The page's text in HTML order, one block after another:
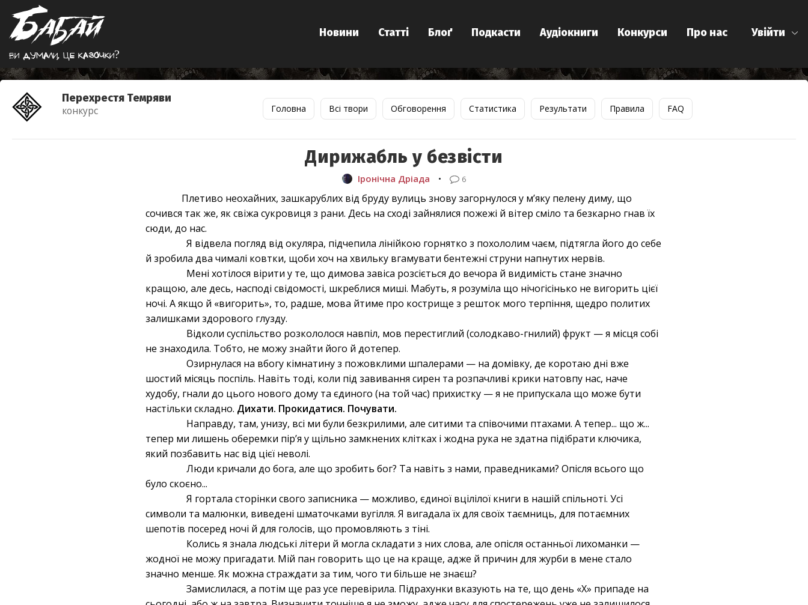
Ви думали, це казочки?
Увійти
Новини Статті Блоґ Подкасти Аудіокниги Конкурси Про нас
Перехрестя Темряви
конкурс Головна Всі твори Обговорення Статистика Результати Правила FAQ
Дирижабль у безвісти
Іронічна Дріада • 6
Плетиво неохайних, зашкарублих від бруду вулиць знову загорнулося у м’яку пелену диму, що
сочився так же, як свіжа сукровиця з рани. Десь на сході зайнялися пожежі й вітер сміло та безкарно гнав їх
сюди, до нас.
Я відвела погляд від окуляра, підчепила лінійкою горнятко з похололим чаєм, підтягла його до себе
й зробила два чималі ковтки, щоби хоч на хвильку вгамувати бентежні струни напнутих нервів.
Мені хотілося вірити у те, що димова завіса розсіється до вечора й видимість стане значно
кращою, але десь, насподі свідомості, шкреблися миші. Мабуть, я розуміла що нічогісінько не вигорить цієї
ночі. А якщо й «вигорить», то, радше, мова йтиме про кострище з решток мого терпіння, щедро политих
залишками здорового глузду.
Відколи суспільство розкололося навпіл, мов перестиглий (солодкаво-гнилий) фрукт — я місця собі
не знаходила. Тобто, не можу знайти його й дотепер.
Озирнулася на вбогу кімнатину з пожовклими шпалерами — на домівку, де коротаю дні вже
шостий місяць поспіль. Навіть тоді, коли під завивання сирен та розпачливі крики натовпу нас, наче
худобу, гнали до цього нового дому та єдиного (на той час) прихистку — я не припускала що може бути
настільки складно. Дихати. Прокидатися. Почувати.
Направду, там, унизу, всі ми були безкрилими, але ситими та співочими птахами. А тепер... що ж...
тепер ми лишень оберемки пір’я у щільно замкнених клітках і жодна рука не здатна підібрати ключика,
який позбавить нас від цієї неволі.
Люди кричали до бога, але що зробить бог? Та навіть з нами, праведниками? Опісля всього що
було скоєно...
Я гортала сторінки свого записника — можливо, єдиної вцілілої книги в нашій спільноті. Усі
символи та малюнки, виведені шматочками вугілля. Я вигадала їх для своїх таємниць, для потаємних
шепотів посеред ночі й для голосів, що промовляють з тіні.
Колись я знала людські літери й могла складати з них слова, але опісля останньої лихоманки —
жодної не можу пригадати. Мій пан говорить що це на краще, адже й причин для журби в мене стало
значно менше. Як можна страждати за тим, чого ти більше не знаєш?
Замислилася, а потім ще раз усе перевірила. Підрахунки вказують на те, що день «X» припаде на